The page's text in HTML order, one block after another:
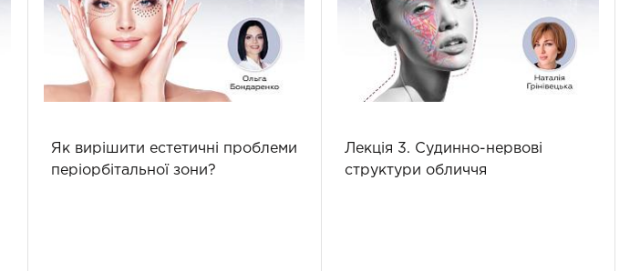
Як вирішити естетичні проблеми
періорбітальної зони?
Лекція 3. Судинно-нервові
структури обличчя